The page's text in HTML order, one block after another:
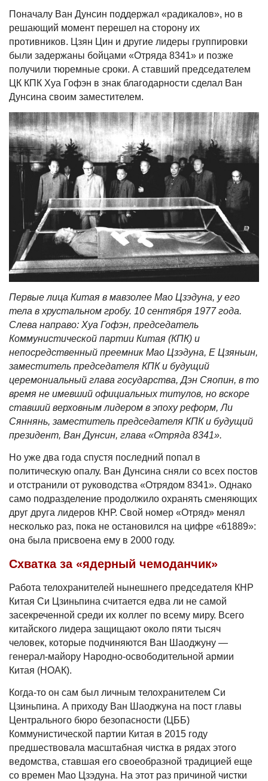
Поначалу Ван Дунсин поддержал «радикалов», но в
решающий момент перешел на сторону их
противников. Цзян Цин и другие лидеры группировки
были задержаны бойцами «Отряда 8341» и позже
получили тюремные сроки. А ставший председателем
ЦК КПК Хуа Гофэн в знак благодарности сделал Ван
Дунсина своим заместителем.
Первые лица Китая в мавзолее Мао Цзэдуна, у его
тела в хрустальном гробу. 10 сентября 1977 года.
Слева направо: Хуа Гофэн, председатель
Коммунистической партии Китая (КПК) и
непосредственный преемник Мао Цзэдуна, Е Цзяньин,
заместитель председателя КПК и будущий
церемониальный глава государства, Дэн Сяопин, в то
время не имевший официальных титулов, но вскоре
ставший верховным лидером в эпоху реформ, Ли
Сяннянь, заместитель председателя КПК и будущий
президент, Ван Дунсин, глава «Отряда 8341».
Но уже два года спустя последний попал в
политическую опалу. Ван Дунсина сняли со всех постов
и отстранили от руководства «Отрядом 8341». Однако
само подразделение продолжило охранять сменяющих
друг друга лидеров КНР. Свой номер «Отряд» менял
несколько раз, пока не остановился на цифре «61889»:
она была присвоена ему в 2000 году.
Схватка за «ядерный чемоданчик»
Работа телохранителей нынешнего председателя КНР
Китая Си Цзиньпина считается едва ли не самой
засекреченной среди их коллег по всему миру. Всего
китайского лидера защищают около пяти тысяч
человек, которые подчиняются Ван Шаоджуну —
генерал-майору Народно-освободительной армии
Китая (НОАК).
Когда-то он сам был личным телохранителем Си
Цзиньпина. А приходу Ван Шаоджуна на пост главы
Центрального бюро безопасности (ЦББ)
Коммунистической партии Китая в 2015 году
предшествовала масштабная чистка в рядах этого
ведомства, ставшая его своеобразной традицией еще
со времен Мао Цзэдуна. На этот раз причиной чистки